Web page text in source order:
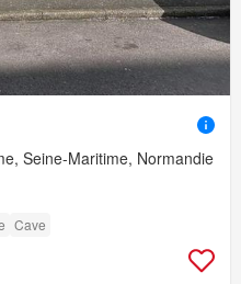
Seine-Maritime, Normandie
Cave